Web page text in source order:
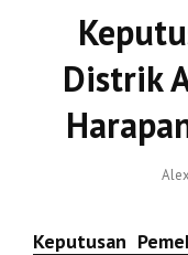
Terbaru
Distrik
Keputusan